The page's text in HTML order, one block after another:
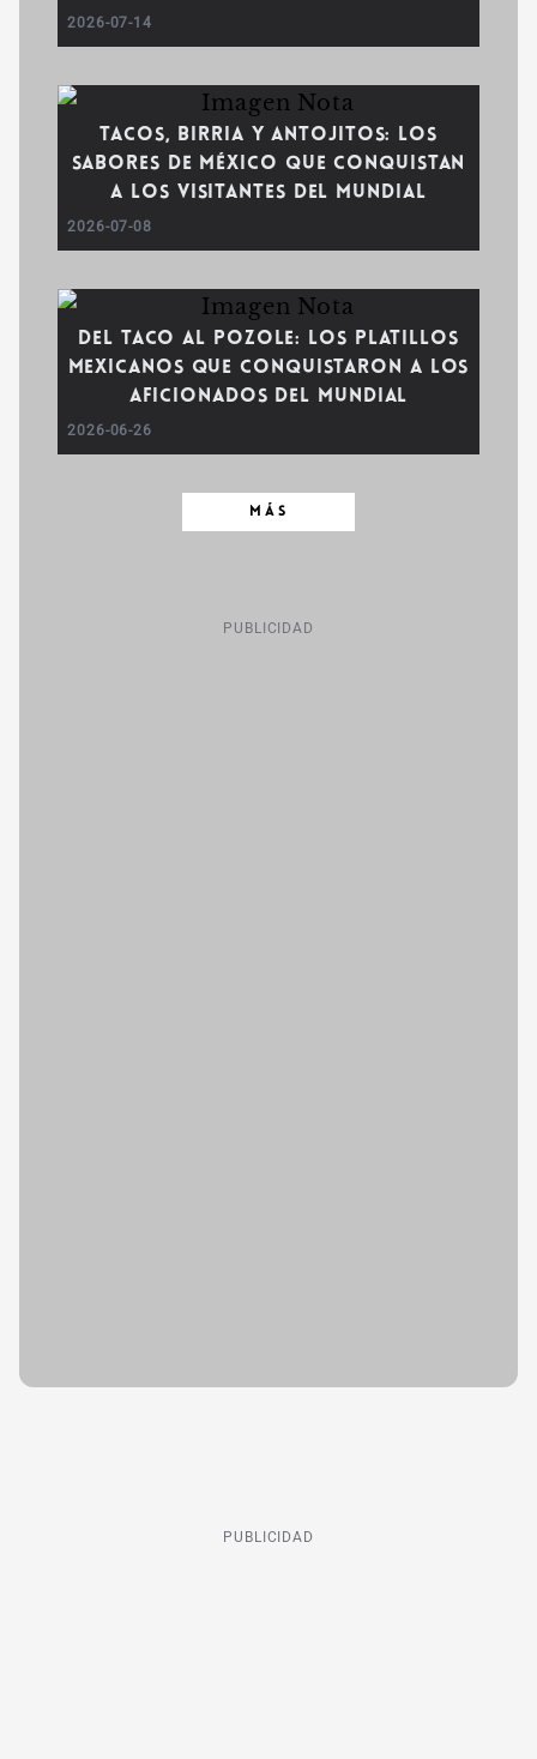
2026-07-14
Tacos, birria y antojitos: los
sabores de México que conquistan
a los visitantes del Mundial
2026-07-08
Del taco al pozole: los platillos
mexicanos que conquistaron a los
aficionados del Mundial
2026-06-26
MÁS
PUBLICIDAD
PUBLICIDAD